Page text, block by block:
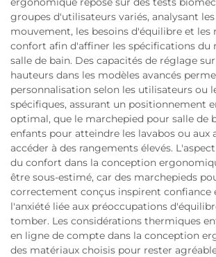
groupes d'utilisateurs variés, analysant
mouvement, les besoins d'équilibre et les
confort afin d'affiner les spécifications du
salle de bain. Des capacités de réglage
hauteurs dans les modèles avancés
personnalisation selon les utilisateurs ou
spécifiques, assurant un positionnement
optimal, que le marchepied pour salle de
enfants pour atteindre les lavabos ou aux
accéder à des rangements élevés.
du confort dans la conception
être sous-estimé, car des marchepieds
correctement conçus inspirent confiance
l'anxiété liée aux préoccupations
tomber. Les considérations thermiques
en ligne de compte dans la conception
des matériaux choisis pour rester